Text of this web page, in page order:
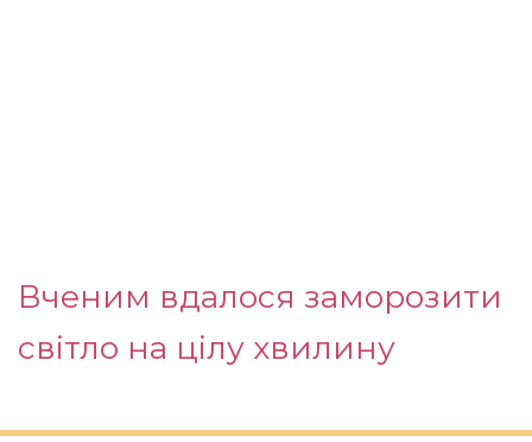
Вченим вдалося заморозити
світло на цілу хвилину